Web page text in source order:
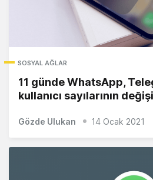
SOSYAL AĞLAR
11 günde WhatsApp,
kullanıcı sayılarının
Gözde Ulukan 14 Ocak 2021